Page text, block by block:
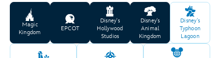
Magic
Kingdom
EPCOT
Disney's
Hollywood
Studios
Disney's
Animal
Kingdom
Disney's
Typhoon
Lagoon